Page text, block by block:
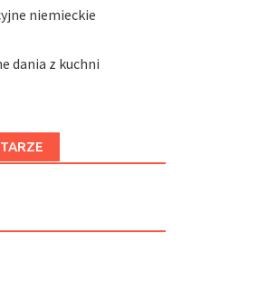
niemieckie
dania z kuchni